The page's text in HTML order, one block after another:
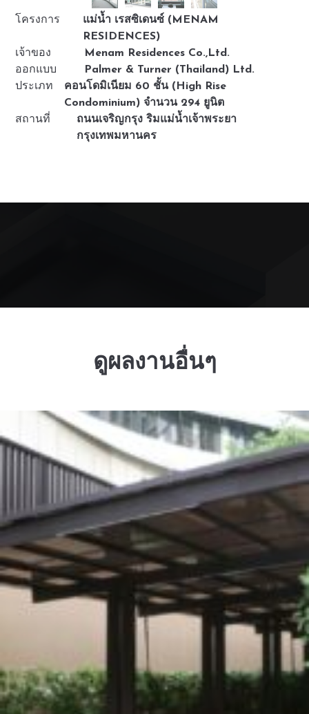
โครงการ
แม่น้ำ เรสซิเดนซ์ (MENAM
RESIDENCES)
เจ้าของ
Menam Residences Co.,Ltd.
ออกแบบ
Palmer & Turner (Thailand) Ltd.
ประเภท
คอนโดมิเนียม 60 ชั้น (High Rise
Condominium) จำนวน 294 ยูนิต
สถานที่
ถนนเจริญกรุง ริมแม่น้ำเจ้าพระยา
กรุงเทพมหานคร
ดูผลงานอื่นๆ